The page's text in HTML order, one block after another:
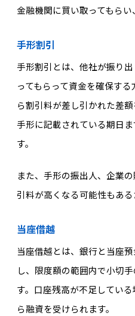
金融機関に買い取ってもらい
手形割引
手形割引とは、他社が振り
ってもらって資金を確保す
ら割引料が差し引かれた差
手形に記載されている期日
す。
また、手形の振出人、企業
引料が高くなる可能性もある
当座借越
当座借越とは、銀行と当座
し、限度額の範囲内で小切
す。口座残高が不足してい
ら融資を受けられます。